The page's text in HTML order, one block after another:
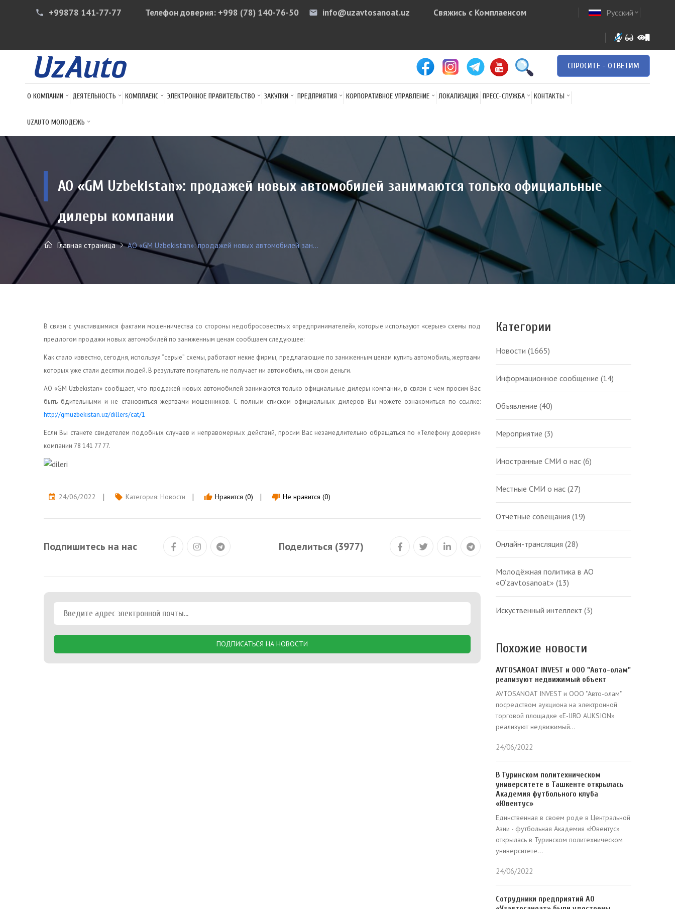
phone +99878 141-77-77 Телефон доверия: +998 (78) 140-76-50 email info@uzavtosanoat.uz arrow
Свяжись с Комплаенсом Русский expand_more
СПРОСИТЕ - ОТВЕТИМ
О КОМПАНИИ ДЕЯТЕЛЬНОСТЬ КОМПЛАЕНС ЭЛЕКТРОННОЕ ПРАВИТЕЛЬСТВО ЗАКУПКИ ПРЕДПРИЯТИЯ КОРПОРАТИВНОЕ УПРАВЛЕНИЕ ЛОКАЛИЗАЦИЯ ПРЕСС-СЛУЖБА КОНТАКТЫ
UZAUTO МОЛОДЕЖЬ
АО «GM Uzbekistan»: продажей новых автомобилей занимаются только официальные
дилеры компании
Главная страница АО «GM Uzbekistan»: продажей новых автомобилей зан...
В связи с участившимися фактами мошенничества со стороны недобросовестных «предпринимателей», которые используют «серые» схемы под
предлогом продажи новых автомобилей по заниженным ценам сообщаем следующее:
Как стало известно, сегодня, используя “серые” схемы, работают некие фирмы, предлагающие по заниженным ценам купить автомобиль, жертвами
которых уже стали десятки людей. В результате покупатель не получает ни автомобиль, ни свои деньги.
АО «GM Uzbekistan» сообщает, что продажей новых автомобилей занимаются только официальные дилеры компании, в связи с чем просим Вас
быть бдительными и не становиться жертвами мошенников. С полным списком официальных дилеров Вы можете ознакомиться по ссылке:
http://gmuzbekistan.uz/dillers/cat/1
Если Вы станете свидетелем подобных случаев и неправомерных действий, просим Вас незамедлительно обращаться по «Телефону доверия»
компании 78 141 77 77.
event 24/06/2022 local_offer Категория: Новости thumb_up Нравится (0) thumb_down Не нравится (0)
Подпишитесь на нас Поделиться (3977)
ПОДПИСАТЬСЯ НА НОВОСТИ
Категории
Новости (1665)
Информационное сообщение (14)
Объявление (40)
Мероприятие (3)
Иностранные СМИ о нас (6)
Местные СМИ о нас (27)
Отчетные совещания (19)
Онлайн-трансляция (28)
Молодёжная политика в АО
«O‘zavtosanoat» (13)
Искуственный интеллект (3)
Похожие новости
AVTOSANOAT INVEST и ООО "Авто-олам"
реализуют недвижимый объект
AVTOSANOAT INVEST и ООО "Авто-олам"
посредством аукциона на электронной
торговой площадке «E-IJRO AUKSION»
реализуют недвижимый...
24/06/2022
В Туринском политехническом
университете в Ташкенте открылась
Академия футбольного клуба
«Ювентус»
Единственная в своем роде в Центральной
Азии - футбольная Академия «Ювентус»
открылась в Туринском политехническом
университете...
24/06/2022
Сотрудники предприятий АО